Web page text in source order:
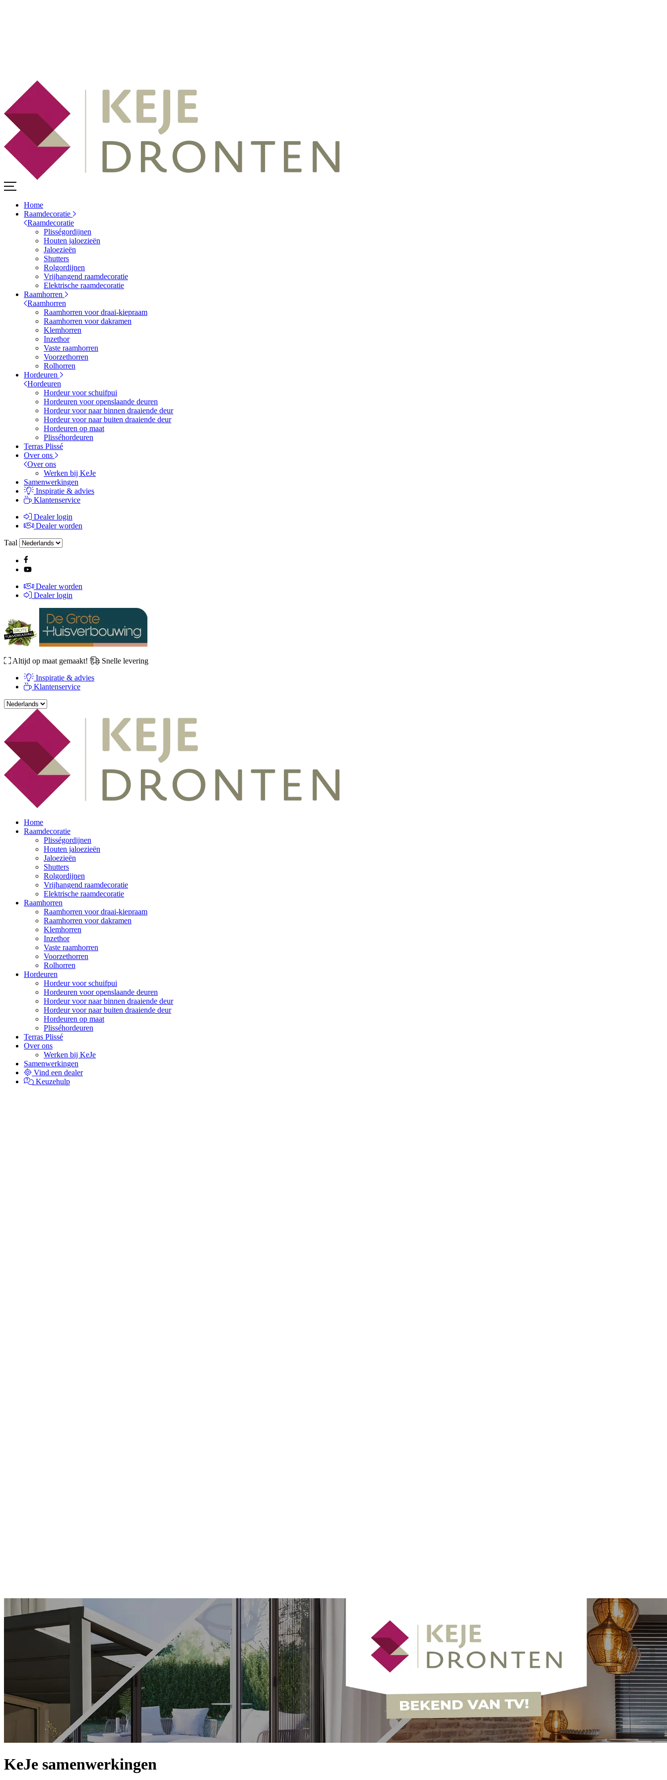
Home
Raamdecoratie
Raamdecoratie
Plisségordijnen
Houten jaloezieën
Jaloezieën
Shutters
Rolgordijnen
Vrijhangend raamdecoratie
Elektrische raamdecoratie
Raamhorren
Raamhorren
Raamhorren voor draai-kiepraam
Raamhorren voor dakramen
Klemhorren
Inzethor
Vaste raamhorren
Voorzethorren
Rolhorren
Hordeuren
Hordeuren
Hordeur voor schuifpui
Hordeuren voor openslaande deuren
Hordeur voor naar binnen draaiende deur
Hordeur voor naar buiten draaiende deur
Hordeuren op maat
Plisséhordeuren
Terras Plissé
Over ons
Over ons
Werken bij KeJe
Samenwerkingen
Inspiratie & advies
Klantenservice
Dealer login
Dealer worden
Taal
Dealer worden
Dealer login
Altijd op maat gemaakt!
Snelle levering
Inspiratie & advies
Klantenservice
Home
Raamdecoratie
Plisségordijnen
Houten jaloezieën
Jaloezieën
Shutters
Rolgordijnen
Vrijhangend raamdecoratie
Elektrische raamdecoratie
Raamhorren
Raamhorren voor draai-kiepraam
Raamhorren voor dakramen
Klemhorren
Inzethor
Vaste raamhorren
Voorzethorren
Rolhorren
Hordeuren
Hordeur voor schuifpui
Hordeuren voor openslaande deuren
Hordeur voor naar binnen draaiende deur
Hordeur voor naar buiten draaiende deur
Hordeuren op maat
Plisséhordeuren
Terras Plissé
Over ons
Werken bij KeJe
Samenwerkingen
Vind een dealer
Keuzehulp
KeJe samenwerkingen